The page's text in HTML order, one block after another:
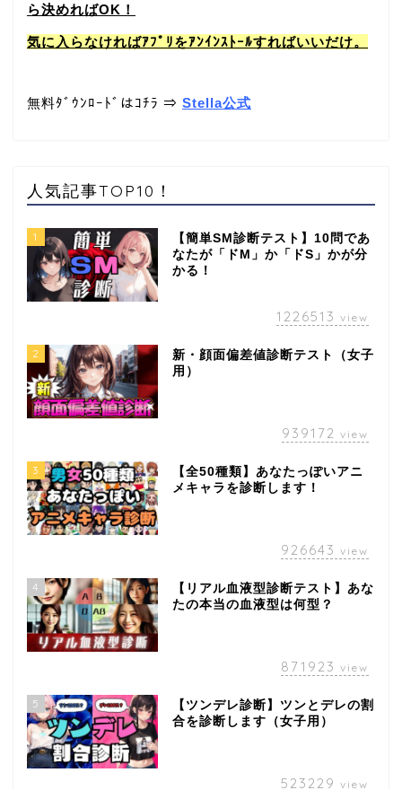
ら決めればOK！
気に入らなければｱﾌﾟﾘをｱﾝｲﾝｽﾄｰﾙすればいいだけ。
無料ﾀﾞｳﾝﾛｰﾄﾞはｺﾁﾗ ⇒ Stella公式
人気記事TOP10！
1
【簡単SM診断テスト】10問であ
なたが「ドM」か「ドS」かが分
かる！
1226513 view
2
新・顔面偏差値診断テスト（女子
用）
939172 view
3
【全50種類】あなたっぽいアニ
メキャラを診断します！
926643 view
4
【リアル血液型診断テスト】あな
たの本当の血液型は何型？
871923 view
5
【ツンデレ診断】ツンとデレの割
合を診断します（女子用）
523229 view